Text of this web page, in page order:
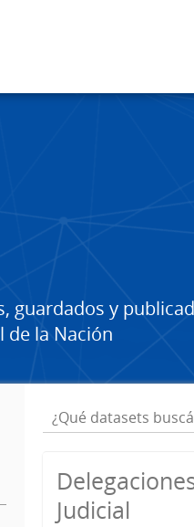
guardados y
de la Nación
Judicial